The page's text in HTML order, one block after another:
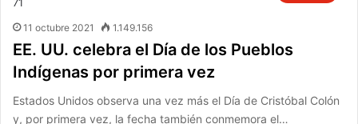
11 octubre 2021 1.149.156
EE. UU. celebra el Día de los Pueblos
Indígenas por primera vez
Estados Unidos observa una vez más el Día de Cristóbal Colón
y, por primera vez, la fecha también conmemora el…